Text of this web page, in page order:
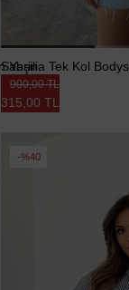
Yeşili
Sabrina Tek Kol
315,00 TL
900,00 TL
%40